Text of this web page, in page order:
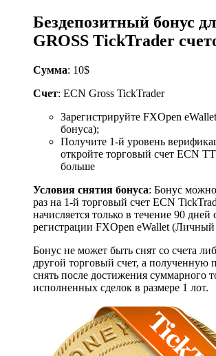
Бездепозитный бонус
GROSS TickTrader
Сумма: 10$
Счет: ECN Gross TickTrader
Зарегистрируйте FXOpen
бонуса);
Получите 1-й уровень
откройте торговый счет ECN
больше
Условия снятия бонуса: Бонус
раз на 1-й торговый счет ECN
начисляется только в течение 90 дней
регистрации FXOpen eWallet (Личный
Бонус не может быть снят со счета
другой торговый счет, а
снять после достижения суммарного
исполненных сделок в размере 1 лот.